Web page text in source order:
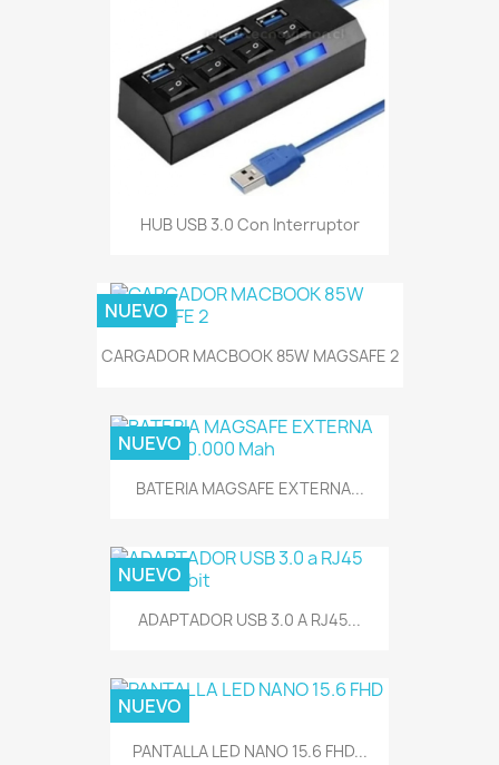
HUB USB 3.0 Con Interruptor
CARGADOR MACBOOK 85W MAGSAFE 2
NUEVO
BATERIA MAGSAFE EXTERNA...
NUEVO
ADAPTADOR USB 3.0 A RJ45...
NUEVO
PANTALLA LED NANO 15.6 FHD...
NUEVO